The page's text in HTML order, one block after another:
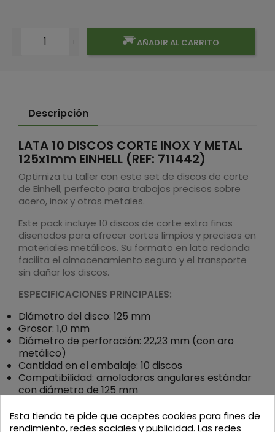
- + AÑADIR AL CARRITO
Descripción
LATA 10 DISCOS CORTE INOX Y METAL
125x1mm EINHELL (REF: 711442)
Optimiza tu taller con este set de discos de corte
de Einhell, perfecto para trabajos precisos sobre
acero, inox y otros metales.
Este pack incluye 10 discos de corte extra finos
diseñados para ofrecer cortes limpios y precisos en
materiales metálicos. Su formato en lata redonda
facilita el almacenamiento seguro y el transporte
sin dañar los discos.
ESPECIFICACIONES PRINCIPALES:
Diámetro del disco: 125 mm
Grosor: 1,0 mm
Diámetro de perforación: 22,23 mm (con aro
metálico)
Cantidad en el embalaje: 10 discos
Compatibilidad: amoladoras angulares estándar
con diámetro de 125 mm
chapa metálica
Diseño: recto para transmisión de potencia
Esta tienda te pide que aceptes cookies para fines de
rendimiento, redes sociales y publicidad. Las redes